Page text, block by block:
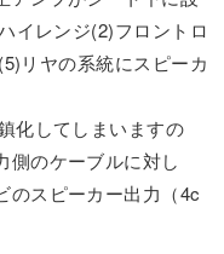
イレンジ(2)フロントロ
リヤの系統にスピーカ
化してしまいますの
側のケーブルに対し
のスピーカー出力（4c